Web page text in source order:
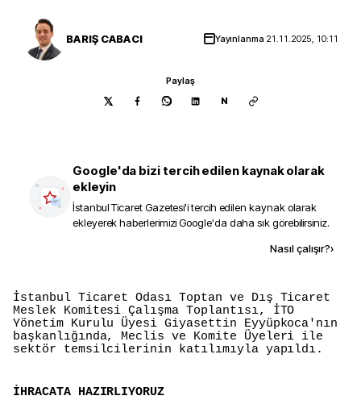
BARIŞ CABACI Yayınlanma 21.11.2025, 10:11
Paylaş
N
Google'da bizi tercih edilen kaynak olarak
ekleyin
İstanbul Ticaret Gazetesi'i tercih edilen kaynak olarak
ekleyerek haberlerimizi Google'da daha sık görebilirsiniz.
Nasıl çalışır?›
İstanbul Ticaret Odası Toptan ve Dış Ticaret
Meslek Komitesi Çalışma Toplantısı, İTO
Yönetim Kurulu Üyesi Giyasettin Eyyüpkoca'nın
başkanlığında, Meclis ve Komite Üyeleri ile
sektör temsilcilerinin katılımıyla yapıldı.
İHRACATA HAZIRLIYORUZ